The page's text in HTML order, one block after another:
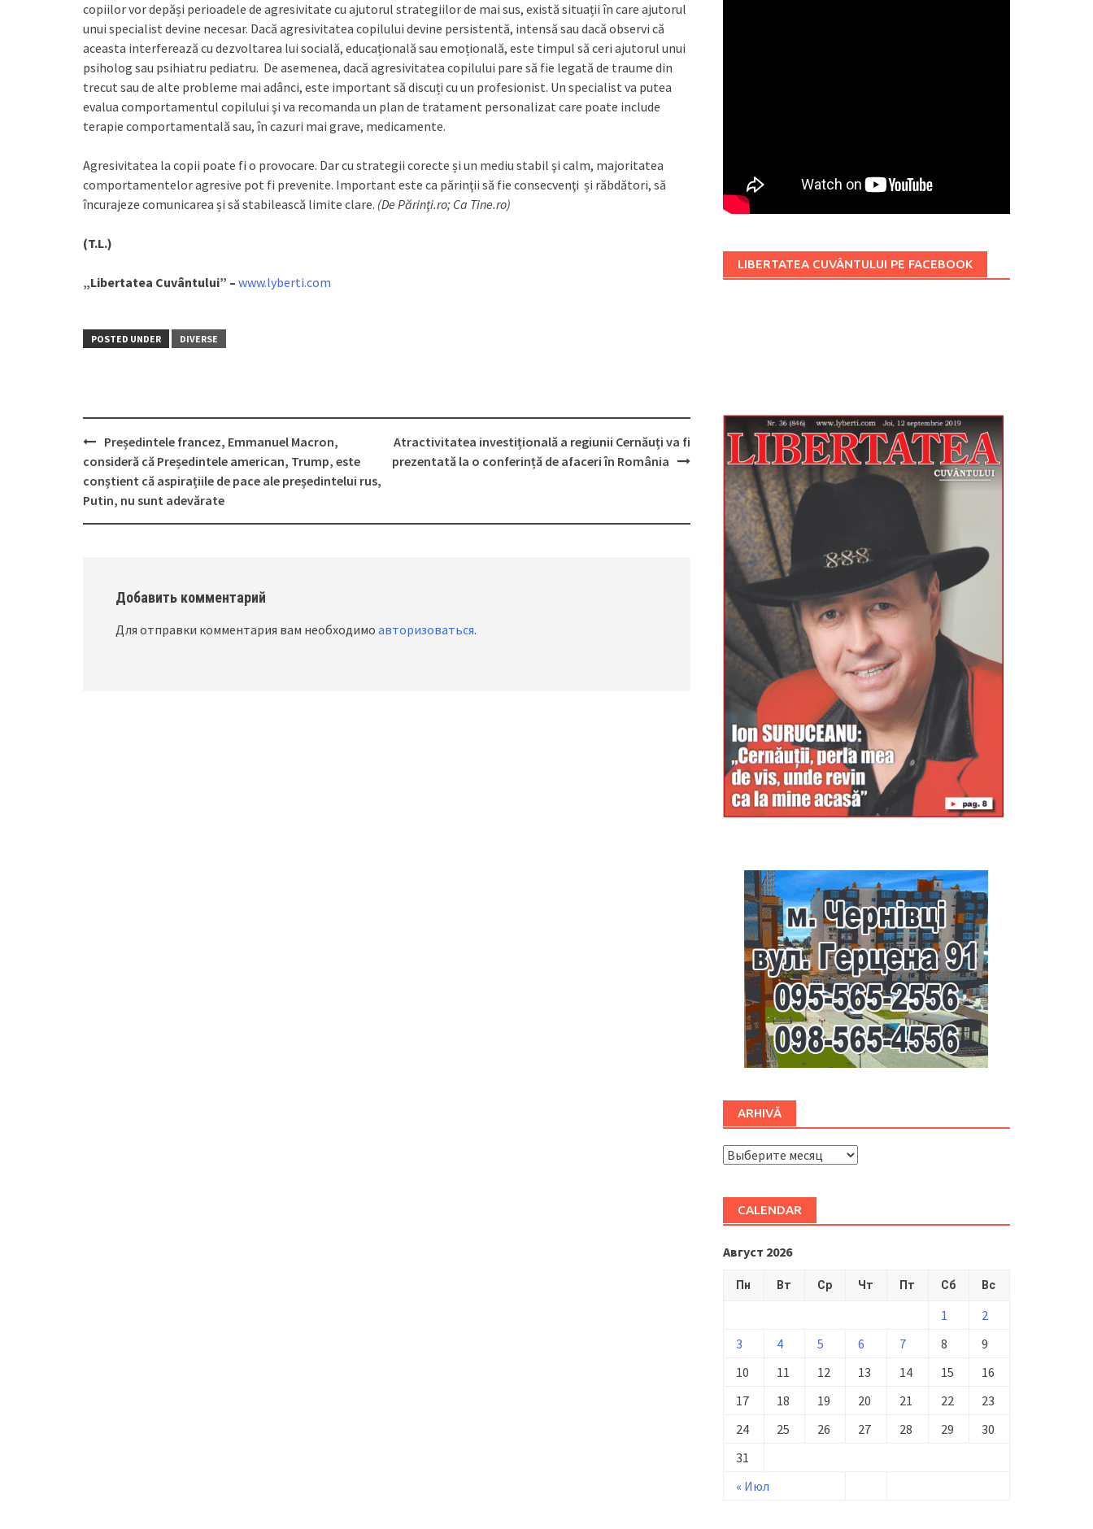
copiilor vor depăși perioadele de agresivitate cu ajutorul strategiilor de mai sus, există situații în care ajutorul
unui specialist devine necesar. Dacă agresivitatea copilului devine persistentă, intensă sau dacă observi că
aceasta interferează cu dezvoltarea lui socială, educațională sau emoțională, este timpul să ceri ajutorul unui
psiholog sau psihiatru pediatru. De asemenea, dacă agresivitatea copilului pare să fie legată de traume din
trecut sau de alte probleme mai adânci, este important să discuți cu un profesionist. Un specialist va putea
evalua comportamentul copilului şi va recomanda un plan de tratament personalizat care poate include
terapie comportamentală sau, în cazuri mai grave, medicamente.
Agresivitatea la copii poate fi o provocare. Dar cu strategii corecte și un mediu stabil şi calm, majoritatea
comportamentelor agresive pot fi prevenite. Important este ca părinţii să fie consecvenţi și răbdători, să
încurajeze comunicarea și să stabilească limite clare. (De Părinţi.ro; Ca Tine.ro)
(T.L.)
„Libertatea Cuvântului” – www.lyberti.com
POSTED UNDER DIVERSE
Post
navigation
Președintele francez, Emmanuel Macron,
consideră că Președintele american, Trump, este
conștient că aspirațiile de pace ale președintelui rus,
Putin, nu sunt adevărate
Atractivitatea investițională a regiunii Cernăuți va fi
prezentată la o conferință de afaceri în România
Добавить комментарий
Для отправки комментария вам необходимо авторизоваться.
LIBERTATEA CUVÂNTULUI PE FACEBOOK
ARHIVĂ
ARHIVĂ
CALENDAR
Август 2026
Пн Вт Ср Чт Пт Сб Вс
« Июл
1
2
3
4 5 6 7 8
9
10
11 12 13 14 15
16
17
18 19 20 21 22
23
24
25 26 27 28 29
30
31